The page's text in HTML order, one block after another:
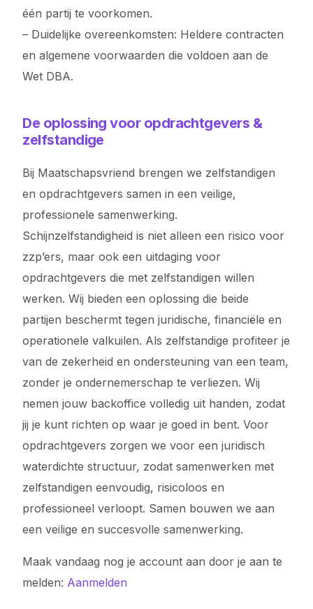
één partij te voorkomen.
– Duidelijke overeenkomsten: Heldere contracten
en algemene voorwaarden die voldoen aan de
Wet DBA.
De oplossing voor opdrachtgevers &
zelfstandige
Bij Maatschapsvriend brengen we zelfstandigen
en opdrachtgevers samen in een veilige,
professionele samenwerking.
Schijnzelfstandigheid is niet alleen een risico voor
zzp’ers, maar ook een uitdaging voor
opdrachtgevers die met zelfstandigen willen
werken. Wij bieden een oplossing die beide
partijen beschermt tegen juridische, financiële en
operationele valkuilen. Als zelfstandige profiteer je
van de zekerheid en ondersteuning van een team,
zonder je ondernemerschap te verliezen. Wij
nemen jouw backoffice volledig uit handen, zodat
jij je kunt richten op waar je goed in bent. Voor
opdrachtgevers zorgen we voor een juridisch
waterdichte structuur, zodat samenwerken met
zelfstandigen eenvoudig, risicoloos en
professioneel verloopt. Samen bouwen we aan
een veilige en succesvolle samenwerking.
Maak vandaag nog je account aan door je aan te
melden: Aanmelden